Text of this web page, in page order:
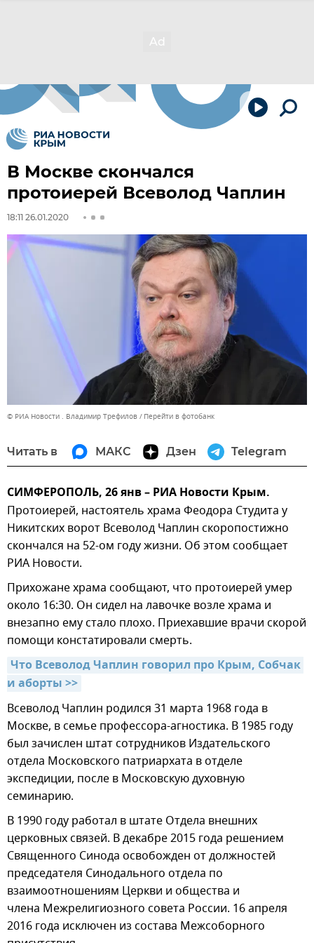
В Москве скончался
протоиерей Всеволод Чаплин
18:11 26.01.2020
© РИА Новости . Владимир Трефилов Перейти в фотобанк
Читать в МАКС Дзен Telegram
СИМФЕРОПОЛЬ, 26 янв – РИА Новости Крым.
Протоиерей, настоятель храма Феодора Студита у
Никитских ворот Всеволод Чаплин скоропостижно
скончался на 52-ом году жизни. Об этом сообщает
РИА Новости.
Прихожане храма сообщают, что протоиерей умер
около 16:30. Он сидел на лавочке возле храма и
внезапно ему стало плохо. Приехавшие врачи скорой
помощи констатировали смерть.
Что Всеволод Чаплин говорил про Крым, Собчак
и аборты >>
Всеволод Чаплин родился 31 марта 1968 года в
Москве, в семье профессора-агностика. В 1985 году
был зачислен штат сотрудников Издательского
отдела Московского патриархата в отделе
экспедиции, после в Московскую духовную
семинарию.
В 1990 году работал в штате Отдела внешних
церковных связей. В декабре 2015 года решением
Священного Синода освобожден от должностей
председателя Синодального отдела по
взаимоотношениям Церкви и общества и
члена Межрелигиозного совета России. 16 апреля
2016 года исключен из состава Межсоборного